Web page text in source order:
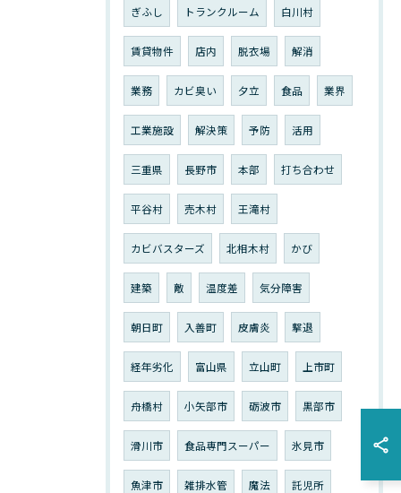
ぎふし トランクルーム 白川村
賃貸物件 店内 脱衣場 解消
業務 カビ臭い 夕立 食品 業界
工業施設 解決策 予防 活用
三重県 長野市 本部 打ち合わせ
平谷村 売木村 王滝村
カビバスターズ 北相木村 かび
建築 敵 温度差 気分障害
朝日町 入善町 皮膚炎 撃退
経年劣化 富山県 立山町 上市町
舟橋村 小矢部市 砺波市 黒部市
滑川市 食品専門スーパー 氷見市
魚津市 雑排水管 魔法 託児所